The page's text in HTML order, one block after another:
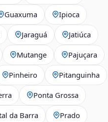
Guaxuma Ipioca
Jaraguá Jatiúca
Mutange Pajuçara
Pinheiro Pitanguinha
Ponta Grossa
da Barra Prado